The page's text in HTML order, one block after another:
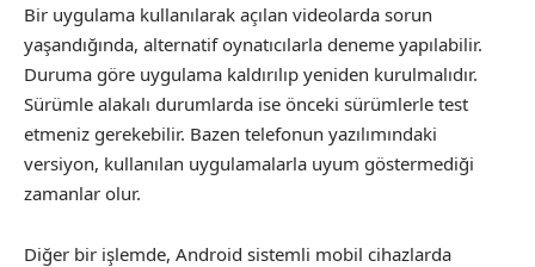
Bir uygulama kullanılarak açılan videolarda sorun
yaşandığında, alternatif oynatıcılarla deneme yapılabilir.
Duruma göre uygulama kaldırılıp yeniden kurulmalıdır.
Sürümle alakalı durumlarda ise önceki sürümlerle test
etmeniz gerekebilir. Bazen telefonun yazılımındaki
versiyon, kullanılan uygulamalarla uyum göstermediği
zamanlar olur.
Diğer bir işlemde, Android sistemli mobil cihazlarda